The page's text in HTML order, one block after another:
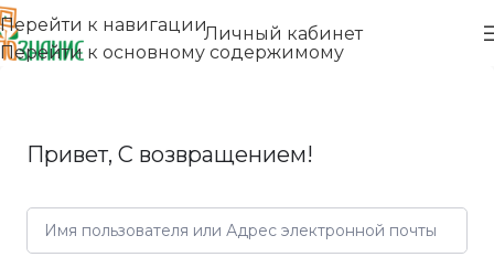
Перейти к навигации
Перейти к основному содержимому
Личный кабинет
Привет, С возвращением!